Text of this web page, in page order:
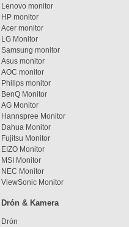
Lenovo monitor
HP monitor
Acer monitor
LG Monitor
Samsung monitor
Asus monitor
AOC monitor
Philips monitor
BenQ Monitor
AG Monitor
Hannspree Monitor
Dahua Monitor
Fujitsu Monitor
EIZO Monitor
MSI Monitor
NEC Monitor
ViewSonic Monitor
Drón & Kamera
Drón